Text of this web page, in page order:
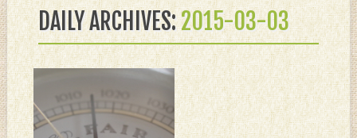
DAILY ARCHIVES:2015-03-03
気圧と自律神
経。。。